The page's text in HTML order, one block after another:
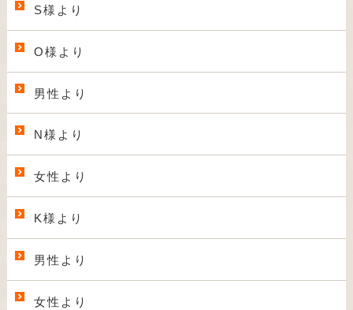
S様より
O様より
男性より
N様より
女性より
K様より
男性より
女性より